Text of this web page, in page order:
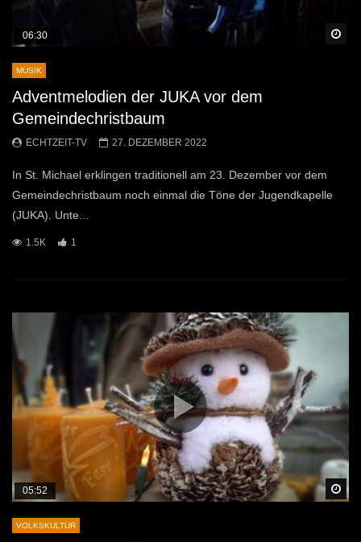
06:30
MUSIK
Adventmelodien der JUKA vor dem
Gemeindechristbaum
ECHTZEIT-TV 27. DEZEMBER 2022
In St. Michael erklingen traditionell am 23. Dezember vor dem
Gemeindechristbaum noch einmal die Töne der Jugendkapelle
(JUKA). Unte...
1.5K 1
05:52
VOLKSKULTUR